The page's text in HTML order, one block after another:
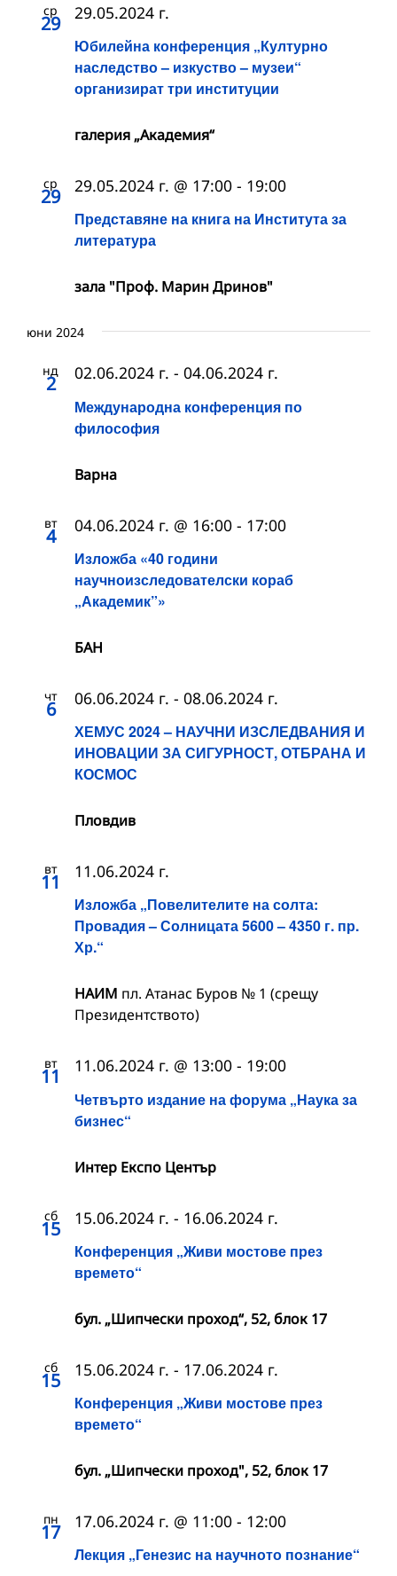
ср
29
Юбилейна конференция „Културно
наследство – изкуство – музеи“
организират три институции
29.05.2024 г.
галерия „Академия“
ср
29
Представяне на книга на Института за
литература
29.05.2024 г. @ 17:00 - 19:00
зала "Проф. Марин Дринов"
юни 2024
нд
2
Международна конференция по
философия
02.06.2024 г. - 04.06.2024 г.
Варна
вт
4
Изложба «40 години
научноизследователски кораб
„Академик”»
04.06.2024 г. @ 16:00 - 17:00
БАН
чт
6
ХЕМУС 2024 – НАУЧНИ ИЗСЛЕДВАНИЯ И
ИНОВАЦИИ ЗА СИГУРНОСТ, ОТБРАНА И
КОСМОС
06.06.2024 г. - 08.06.2024 г.
Пловдив
вт
11
Изложба „Повелителите на солта:
Провадия – Солницата 5600 – 4350 г. пр.
Хр.“
11.06.2024 г.
НАИМ пл. Атанас Буров № 1 (срещу
Президентството)
вт
11
Четвърто издание на форума „Наука за
бизнес“
11.06.2024 г. @ 13:00 - 19:00
Интер Експо Център
сб
15
Конференция „Живи мостове през
времето“
15.06.2024 г. - 16.06.2024 г.
бул. „Шипчески проход“, 52, блок 17
сб
15
Конференция „Живи мостове през
времето“
15.06.2024 г. - 17.06.2024 г.
бул. „Шипчески проход", 52, блок 17
пн
17
Лекция „Генезис на научното познание“
17.06.2024 г. @ 11:00 - 12:00